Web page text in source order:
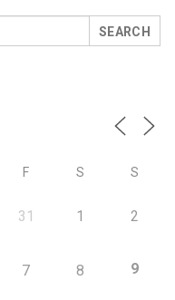
SEARCH
F S S
31 1 2
7 8 9